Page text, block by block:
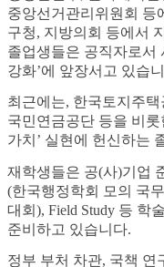
중앙선거관리위원회 등
구청, 지방의회 등에서
졸업생들은 공직자로서
강화’에 앞장서고 있습
최근에는, 한국토지주
국민연금공단 등을 비
가치’ 실현에 헌신하는
재학생들은 공(사)기업
(한국행정학회 모의 국
대회), Field Study 등 학
준비하고 있습니다.
정부 부처 차관, 국책 연